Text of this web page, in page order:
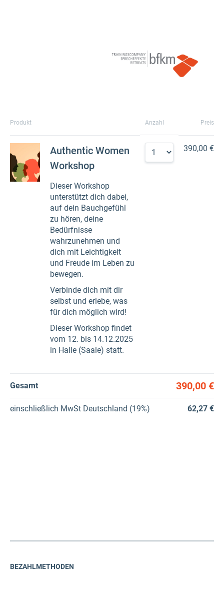
Produkt Anzahl Preis
Authentic Women
Workshop
Dieser Workshop
unterstützt dich dabei,
auf dein Bauchgefühl
zu hören, deine
Bedürfnisse
wahrzunehmen und
dich mit Leichtigkeit
und Freude im Leben zu
bewegen.
Verbinde dich mit dir
selbst und erlebe, was
für dich möglich wird!
Dieser Workshop findet
vom 12. bis 14.12.2025
in Halle (Saale) statt.
390,00 €
Gesamt 390,00 €
einschließlich MwSt Deutschland (19%) 62,27 €
BEZAHLMETHODEN